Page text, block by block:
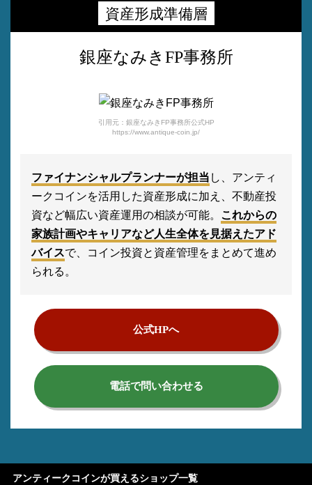
資産形成準備層
銀座なみきFP事務所
引用元：銀座なみきFP事務所公式HP
https://www.antique-coin.jp/
ファイナンシャルプランナーが担当 し、アンティ
ークコインを活用した資産形成に加え、不動産投
資など幅広い資産運用の相談が可能。
これからの
家族計画やキャリアなど人生全体を見据えたアド
バイスで、コイン投資と資産管理をまとめて進め
られる。
公式HPへ
電話で問い合わせる
アンティークコインが買えるショップ一覧